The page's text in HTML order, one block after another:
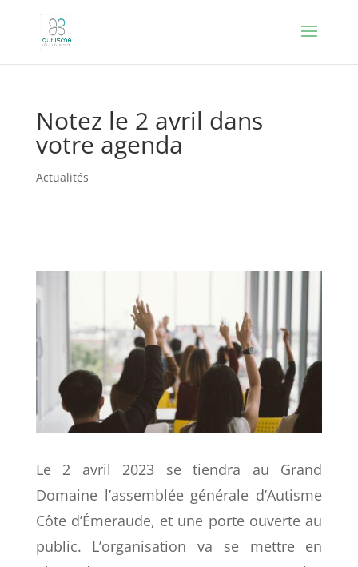
Notez le 2 avril dans
votre agenda
Actualités
Le 2 avril 2023 se tiendra au Grand
Domaine l’assemblée générale d’Autisme
Côte d’Émeraude, et une porte ouverte au
public. L’organisation va se mettre en